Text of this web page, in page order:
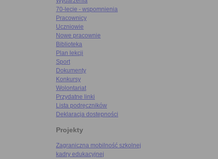
70-lecie - wspomnienia
Pracownicy
Uczniowie
Nowe pracownie
Biblioteka
Plan lekcji
Sport
Dokumenty
Konkursy
Wolontariat
Przydatne linki
Lista podręczników
Deklaracja dostępności
Projekty
Zagraniczna mobilność szkolnej
kadry edukacyjnej